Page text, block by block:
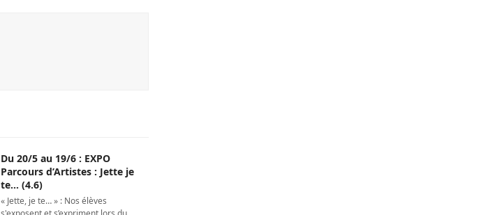
Du 20/5 au 19/6 : EXPO
Parcours d’Artistes : Jette je
te… (4.6)
« Jette, je te… » : Nos élèves